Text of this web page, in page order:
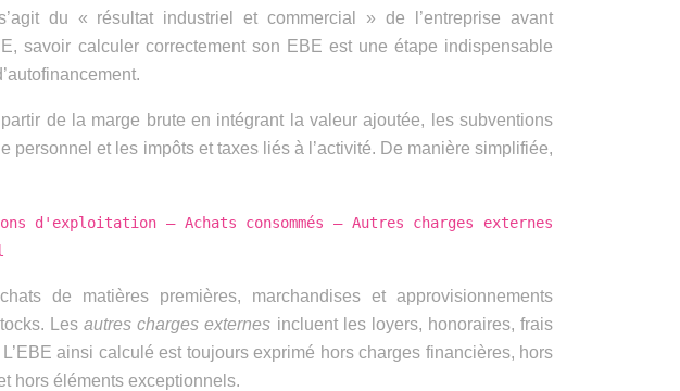
du « résultat industriel et commercial » de l’entreprise avant
savoir calculer correctement son EBE est une étape indispensable
de la marge brute en intégrant la valeur ajoutée, les subventions
personnel et les impôts et taxes liés à l’activité. De manière simplifiée,
d'exploitation – Achats consommés – Autres charges externes
de matières premières, marchandises et approvisionnements
Lesautres charges externes incluent les loyers, honoraires, frais
ainsi calculé est toujours exprimé hors charges financières, hors
hors éléments exceptionnels.